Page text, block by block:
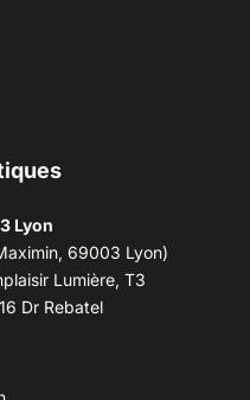
Lyon
69003 Lyon)
Lumière, T3
Dr Rebatel